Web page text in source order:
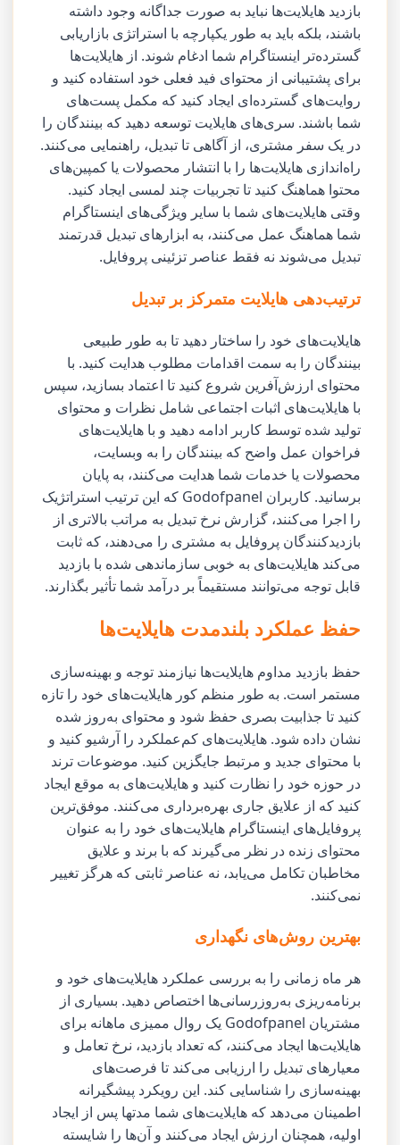
بازدید هایلایت‌ها نباید به صورت جداگانه وجود داشته
باشند، بلکه باید به طور یکپارچه با استراتژی بازاریابی
گسترده‌تر اینستاگرام شما ادغام شوند. از هایلایت‌ها
برای پشتیبانی از محتوای فید فعلی خود استفاده کنید و
روایت‌های گسترده‌ای ایجاد کنید که مکمل پست‌های
شما باشند. سری‌های هایلایت توسعه دهید که بینندگان را
در یک سفر مشتری، از آگاهی تا تبدیل، راهنمایی می‌کنند.
راه‌اندازی هایلایت‌ها را با انتشار محصولات یا کمپین‌های
محتوا هماهنگ کنید تا تجربیات چند لمسی ایجاد کنید.
وقتی هایلایت‌های شما با سایر ویژگی‌های اینستاگرام
شما هماهنگ عمل می‌کنند، به ابزارهای تبدیل قدرتمند
تبدیل می‌شوند نه فقط عناصر تزئینی پروفایل.
ترتیب‌دهی هایلایت متمرکز بر تبدیل
هایلایت‌های خود را ساختار دهید تا به طور طبیعی
بینندگان را به سمت اقدامات مطلوب هدایت کنید. با
محتوای ارزش‌آفرین شروع کنید تا اعتماد بسازید، سپس
با هایلایت‌های اثبات اجتماعی شامل نظرات و محتوای
تولید شده توسط کاربر ادامه دهید و با هایلایت‌های
فراخوان عمل واضح که بینندگان را به وبسایت،
محصولات یا خدمات شما هدایت می‌کنند، به پایان
برسانید. کاربران Godofpanel که این ترتیب استراتژیک
را اجرا می‌کنند، گزارش نرخ تبدیل به مراتب بالاتری از
بازدیدکنندگان پروفایل به مشتری را می‌دهند، که ثابت
می‌کند هایلایت‌های به خوبی سازماندهی شده با بازدید
قابل توجه می‌توانند مستقیماً بر درآمد شما تأثیر بگذارند.
حفظ عملکرد بلندمدت هایلایت‌ها
حفظ بازدید مداوم هایلایت‌ها نیازمند توجه و بهینه‌سازی
مستمر است. به طور منظم کور هایلایت‌های خود را تازه
کنید تا جذابیت بصری حفظ شود و محتوای به‌روز شده
نشان داده شود. هایلایت‌های کم‌عملکرد را آرشیو کنید و
با محتوای جدید و مرتبط جایگزین کنید. موضوعات ترند
در حوزه خود را نظارت کنید و هایلایت‌های به موقع ایجاد
کنید که از علایق جاری بهره‌برداری می‌کنند. موفق‌ترین
پروفایل‌های اینستاگرام هایلایت‌های خود را به عنوان
محتوای زنده در نظر می‌گیرند که با برند و علایق
مخاطبان تکامل می‌یابد، نه عناصر ثابتی که هرگز تغییر
نمی‌کنند.
بهترین روش‌های نگهداری
هر ماه زمانی را به بررسی عملکرد هایلایت‌های خود و
برنامه‌ریزی به‌روزرسانی‌ها اختصاص دهید. بسیاری از
مشتریان Godofpanel یک روال ممیزی ماهانه برای
هایلایت‌ها ایجاد می‌کنند، که تعداد بازدید، نرخ تعامل و
معیارهای تبدیل را ارزیابی می‌کند تا فرصت‌های
بهینه‌سازی را شناسایی کند. این رویکرد پیشگیرانه
اطمینان می‌دهد که هایلایت‌های شما مدتها پس از ایجاد
اولیه، همچنان ارزش ایجاد می‌کنند و آن‌ها را شایسته